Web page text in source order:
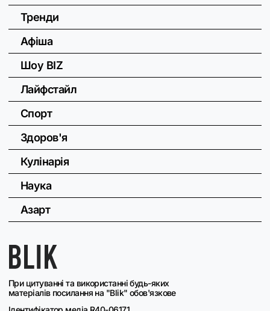
При цитуванні та використанні будь-яких
матеріалів посилання на "Blik" обов'язкове
Тренди
Афіша
Шоу BIZ
Лайфстайл
Спорт
Здоров'я
Кулінарія
Наука
Азарт